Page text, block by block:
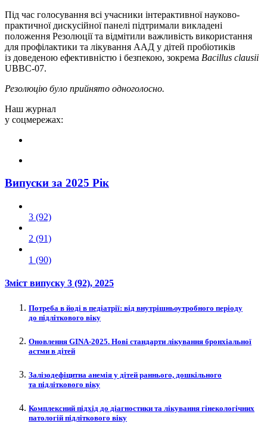
Під час голосування всі учасники інтерактивної науково-
практичної дискусійної панелі підтримали викладені
положення Резолюції та відмітили важливість використання
для профілактики та лікування ААД у дітей пробіотиків
із доведеною ефективністю і безпекою, зокрема Bacillus clausii
UBBC-07.
Резолюцію було прийнято одноголосно.
Наш журнал
у соцмережах:
Випуски за 2025 Рік
3 (92)
2 (91)
1 (90)
Зміст випуску 3 (92), 2025
Потреба в йоді в педіатрії: від внутрішньоутробного періоду
до підліткового віку
Оновлення GINA-2025. Нові стандарти лікування бронхіальної
астми в дітей
Залізодефіцитна анемія у дітей раннього, дошкільного
та підліткового віку
Комплексний підхід до діагностики та лікування гінекологічних
патологій підліткового віку